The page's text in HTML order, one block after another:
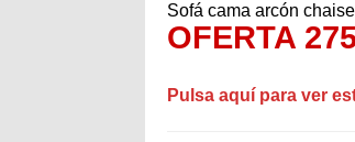
Sofá cama arcón
OFERTA
Pulsa aquí para ver